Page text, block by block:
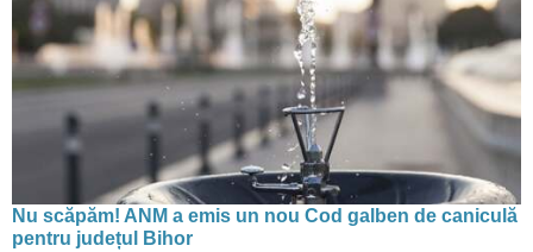
Nu scăpăm! ANM a emis un nou Cod galben de caniculă
pentru județul Bihor